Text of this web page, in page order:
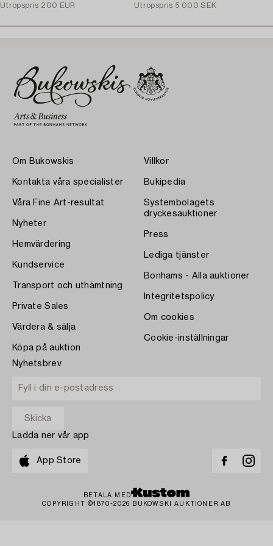
Utropspris 200 EUR
Utropspris 5 000 SEK
Om Bukowskis
Kontakta våra specialister
Våra Fine Art-resultat
Nyheter
Hemvärdering
Kundservice
Transport och uthämtning
Private Sales
Värdera & sälja
Köpa på auktion
Villkor
Bukipedia
Systembolagets
dryckesauktioner
Press
Lediga tjänster
Bonhams - Alla auktioner
Integritetspolicy
Om cookies
Cookie-inställningar
Nyhetsbrev
Ladda ner vår app
App Store
BETALA MED
COPYRIGHT ©1870-2026 BUKOWSKI AUKTIONER AB